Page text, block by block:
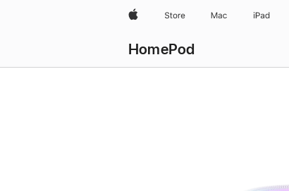
AppleStore Mac iPad
HomePod